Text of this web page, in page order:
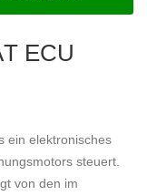
ECU
ein elektronisches
steuert.
von den im